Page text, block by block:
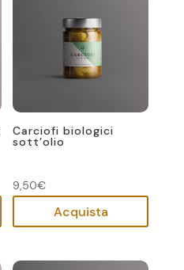
Carciofi biologici
sott’olio
9,50€
Acquista